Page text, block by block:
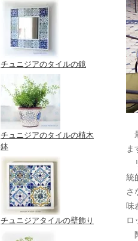
ま
統
さ
味
ロ
チュニジアのタイルの鏡
チュニジアのタイルの植木
鉢
チュニジアタイルの壁飾り